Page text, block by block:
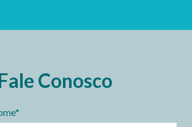
Conosco